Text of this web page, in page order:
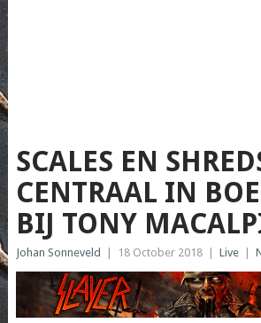
SCALES EN
CENTRAAL IN
BIJ TONY
Johan Sonneveld 18 October 2018 Live